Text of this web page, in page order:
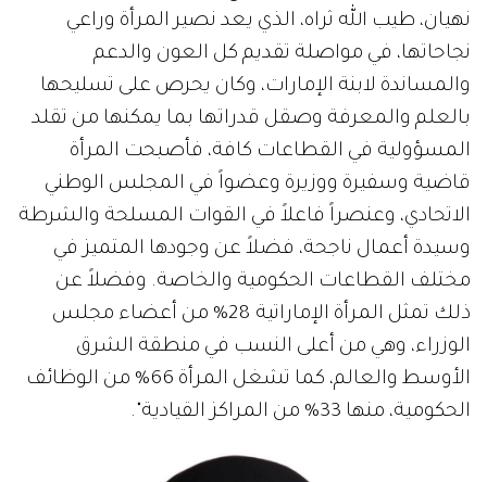
نهيان، طيب الله ثراه، الذي يعد نصير المرأة وراعي
نجاحاتها، في مواصلة تقديم كل العون والدعم
والمساندة لابنة الإمارات، وكان يحرص على تسليحها
بالعلم والمعرفة وصقل قدراتها بما يمكنها من تقلد
المسؤولية في القطاعات كافة، فأصبحت المرأة
قاضية وسفيرة ووزيرة وعضواً في المجلس الوطني
الاتحادي، وعنصراً فاعلاً في القوات المسلحة والشرطة
وسيدة أعمال ناجحة، فضلاً عن وجودها المتميز في
مختلف القطاعات الحكومية والخاصة. وفضلاً عن
ذلك تمثل المرأة الإماراتية 28% من أعضاء مجلس
الوزراء، وهي من أعلى النسب في منطقة الشرق
الأوسط والعالم، كما تشغل المرأة 66% من الوظائف
الحكومية، منها 33% من المراكز القيادية".